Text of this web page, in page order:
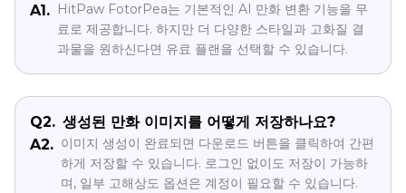
A1.
HitPaw FotorPea는 기본적인 AI 만화 변환 기능을 무
료로 제공합니다. 하지만 더 다양한 스타일과 고화질 결
과물을 원하신다면 유료 플랜을 선택할 수 있습니다.
Q2. 생성된 만화 이미지를 어떻게 저장하나요?
A2. 이미지 생성이 완료되면 다운로드 버튼을 클릭하여 간편
하게 저장할 수 있습니다. 로그인 없이도 저장이 가능하
며, 일부 고해상도 옵션은 계정이 필요할 수 있습니다.